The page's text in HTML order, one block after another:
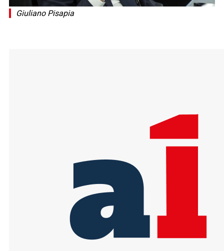
Giuliano Pisapia